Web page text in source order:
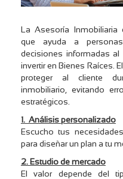
La Asesoría Inmobiliaria
que ayuda a
decisiones informadas al
invertir en Bienes Raíces.
proteger al cliente
inmobiliario, evitando
estratégicos.
1. Análisis personalizado
Escucho tus
para diseñar un plan a tu
2. Estudio de mercado
El valor depende del